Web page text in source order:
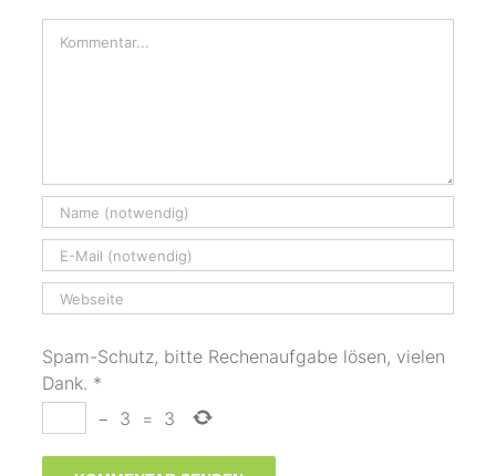
Kommentar
Spam-Schutz, bitte Rechenaufgabe lösen, vielen
Dank. *
− 3 = 3